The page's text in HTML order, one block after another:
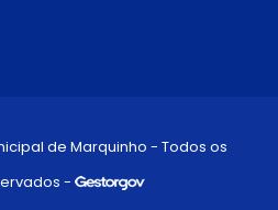
de Marquinho - Todos os
-